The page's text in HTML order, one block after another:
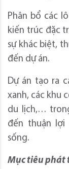
Phân bổ các
kiến trúc đặc
sự khác biệt,
đến dự án.
Dự án tạo ra
xanh, các khu
du lịch,…
đến thuận lợi
sống.
Mục tiêu phát